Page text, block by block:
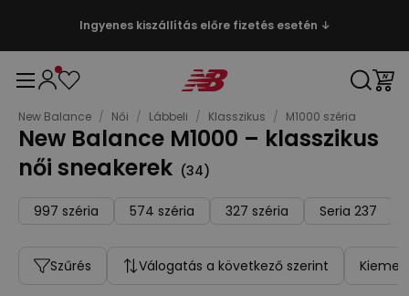
Ingyenes kiszállítás előre fizetés esetén ↓
New Balance / Női / Lábbeli / Klasszikus / M1000 széria
New Balance M1000 – klasszikus
női sneakerek (34)
997 széria 574 széria 327 széria Seria 237
Szűrés Válogatás a következő szerint